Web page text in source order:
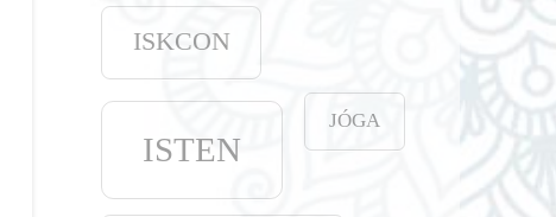
ISKCON
ISTEN
JÓGA